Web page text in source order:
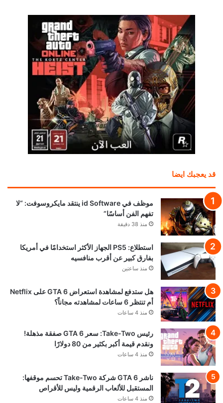
قد يعجبك ايضا
موظف في id Software ينتقد مايكروسوفت: “لا
تفهم الفن أساسًا”
منذ 38 دقيقة
استطلاع: PS5 الجهاز الأكثر استخدامًا في أمريكا
بفارق كبير عن أقرب منافسيه
منذ ساعتين
هل ستدفع لمشاهدة استعراض GTA 6 على Netflix
أم تنتظر 6 ساعات لمشاهدته مجاناً؟
منذ 4 ساعات
رئيس Take-Two: سعر GTA 6 صفقة مذهلة!
ونقدم قيمة أكبر بكثير من 80 دولارًا
منذ 4 ساعات
ناشر GTA 6 شركة Take-Two تحسم موقفها:
المستقبل للألعاب الرقمية وليس للأقراص
منذ 4 ساعات